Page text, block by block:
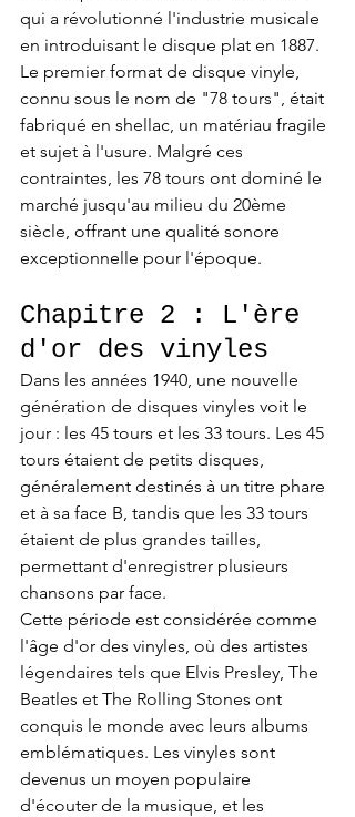
qui a révolutionné l'industrie musicale
en introduisant le disque plat en 1887.
Le premier format de disque vinyle,
connu sous le nom de "78 tours", était
fabriqué en shellac, un matériau fragile
et sujet à l'usure. Malgré ces
contraintes, les 78 tours ont dominé le
marché jusqu'au milieu du 20ème
siècle, offrant une qualité sonore
exceptionnelle pour l'époque.
Chapitre 2 : L'ère
d'or des vinyles
Dans les années 1940, une nouvelle
génération de disques vinyles voit le
jour : les 45 tours et les 33 tours. Les 45
tours étaient de petits disques,
généralement destinés à un titre phare
et à sa face B, tandis que les 33 tours
étaient de plus grandes tailles,
permettant d'enregistrer plusieurs
chansons par face.
Cette période est considérée comme
l'âge d'or des vinyles, où des artistes
légendaires tels que Elvis Presley, The
Beatles et The Rolling Stones ont
conquis le monde avec leurs albums
emblématiques. Les vinyles sont
devenus un moyen populaire
d'écouter de la musique, et les